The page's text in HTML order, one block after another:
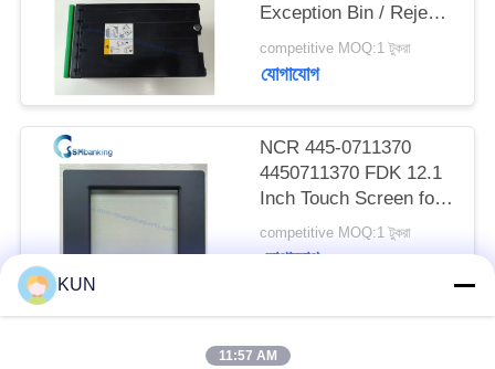
Exception Bin / Reject
Cassette
competitive MOQ:1 টুকরা
যোগাযোগ
NCR 445-0711370
4450711370 FDK 12.1
Inch Touch Screen for
66XX Series ATM
competitive MOQ:1 টুকরা
যোগাযোগ
KUN
11:57 AM